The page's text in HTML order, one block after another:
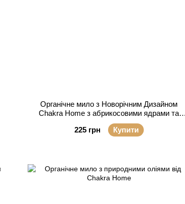
Органічне мило з Новорічним Дизайном
Chakra Home з абрикосовими ядрами та
масою ши
225 грн
Купити